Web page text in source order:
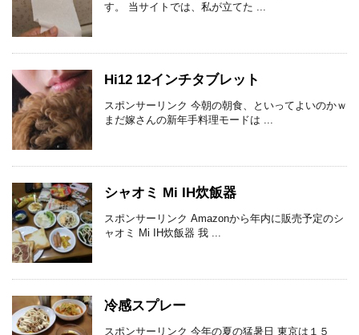
す。 当サイトでは、私が立てた ...
Hi12 12インチタブレット
スポンサーリンク 今朝の朝食、といってよいのかｗ
まだ嫁さんの新年手料理モードは ...
シャオミ Mi IH炊飯器
スポンサーリンク Amazonから年内に販売予定のシ
ャオミ Mi IH炊飯器 我 ...
冷感スプレー
スポンサーリンク 今年の夏の猛暑日 東京は１５